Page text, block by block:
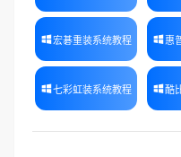
宏碁重装系统教程 惠
七彩虹装系统教程 酷